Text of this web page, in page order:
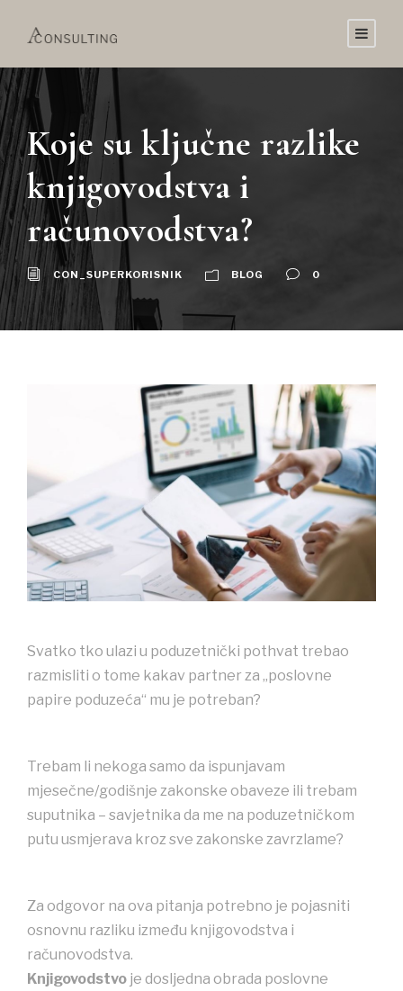
Koje su ključne razlike
knjigovodstva i
računovodstva?
CON_SUPERKORISNIK BLOG 0
Svatko tko ulazi u poduzetnički pothvat trebao
razmisliti o tome kakav partner za „poslovne
papire poduzeća“ mu je potreban?
Trebam li nekoga samo da ispunjavam
mjesečne/godišnje zakonske obaveze ili trebam
suputnika – savjetnika da me na poduzetničkom
putu usmjerava kroz sve zakonske zavrzlame?
Za odgovor na ova pitanja potrebno je pojasniti
osnovnu razliku između knjigovodstva i
računovodstva.
Knjigovodstvo je dosljedna obrada poslovne